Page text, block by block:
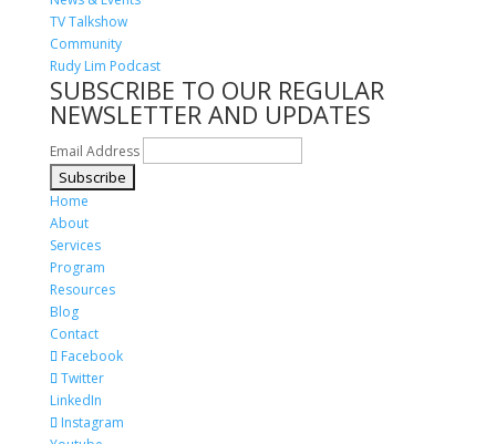
TV Talkshow
Community
Rudy Lim Podcast
SUBSCRIBE TO OUR REGULAR
NEWSLETTER AND UPDATES
Email Address
Home
About
Services
Program
Resources
Blog
Contact
Facebook
Twitter
LinkedIn
Instagram